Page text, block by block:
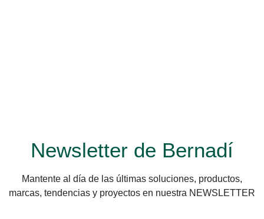
Newsletter de Bernadí
Mantente al día de las últimas soluciones, productos,
marcas, tendencias y proyectos en nuestra NEWSLETTER